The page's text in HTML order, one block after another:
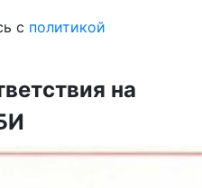
с политикой
на